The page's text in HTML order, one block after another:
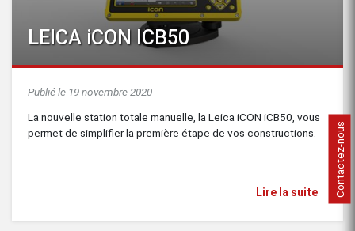
LEICA iCON ICB50
Publié le 19 novembre 2020
La nouvelle station totale manuelle, la Leica iCON iCB50, vous
permet de simplifier la première étape de vos constructions.
Lire la suite Contactez-nous